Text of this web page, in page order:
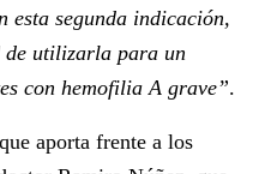
esta segunda indicación,
de utilizarla para un
con hemofilia A grave”.
aporta frente a los